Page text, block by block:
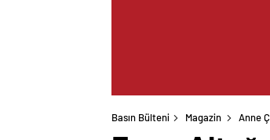
Basın Bülteni Magazin Anne